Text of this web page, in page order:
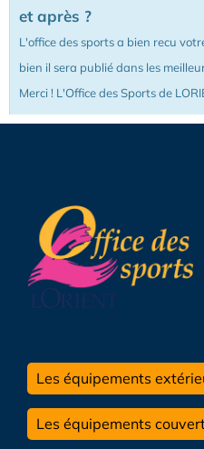
et après ?
L'office des sports a bien recu
bien il sera publié dans les
Merci ! L'Office des Sports de
Les équipements
Les équipements